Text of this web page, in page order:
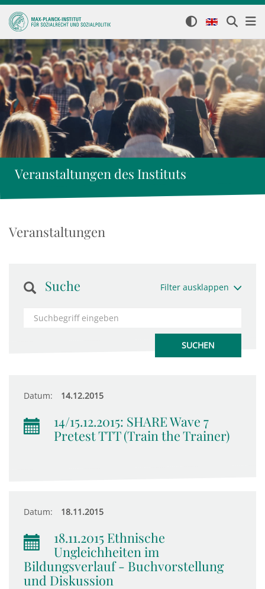
Veranstaltungen des Instituts
Veranstaltungen
Suche Filter ausklappen
Datum: 14.12.2015
14/15.12.2015: SHARE Wave 7
Pretest TTT (Train the Trainer)
Datum: 18.11.2015
18.11.2015 Ethnische
Ungleichheiten im
Bildungsverlauf - Buchvorstellung
und Diskussion